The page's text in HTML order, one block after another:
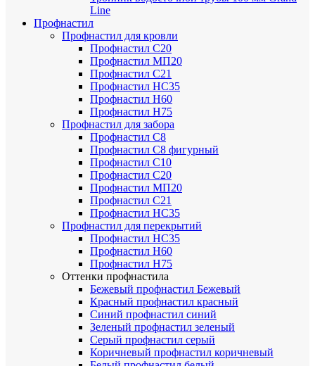
Line
Профнастил
Профнастил для кровли
Профнастил С20
Профнастил МП20
Профнастил С21
Профнастил НС35
Профнастил Н60
Профнастил Н75
Профнастил для забора
Профнастил С8
Профнастил С8 фигурный
Профнастил С10
Профнастил С20
Профнастил МП20
Профнастил С21
Профнастил НС35
Профнастил для перекрытий
Профнастил НС35
Профнастил Н60
Профнастил Н75
Оттенки профнастила
Бежевый профнастил Бежевый
Красный профнастил красный
Синий профнастил синий
Зеленый профнастил зеленый
Серый профнастил серый
Коричневый профнастил коричневый